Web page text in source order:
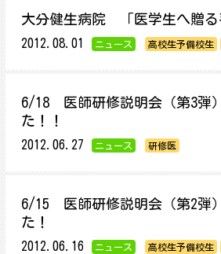
大分健生病院 「医学生へ贈
2012.08.01 ニュース 高校生予備校生
6/18 医師研修説明会（第3弾
た！！
2012.06.27 ニュース 研修医
6/15 医師研修説明会（第2弾
た！
2012.06.16 ニュース 高校生予備校生